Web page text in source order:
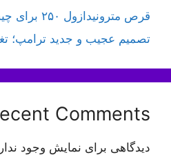
قرص مترونیدازول ۲۵۰ برای چیست؟
تصمیم عجیب و جدید ترامپ؛
Comments
دیدگاهی برای نمایش وجود